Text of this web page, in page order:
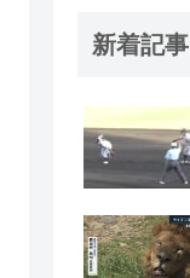
新着記事